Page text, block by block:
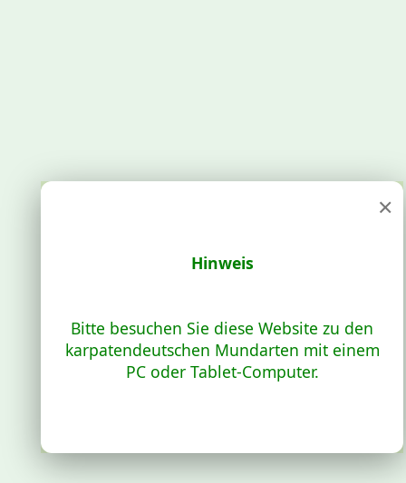
×
Hinweis
Bitte besuchen Sie diese Website zu den
karpatendeutschen Mundarten mit einem
PC oder Tablet-Computer.